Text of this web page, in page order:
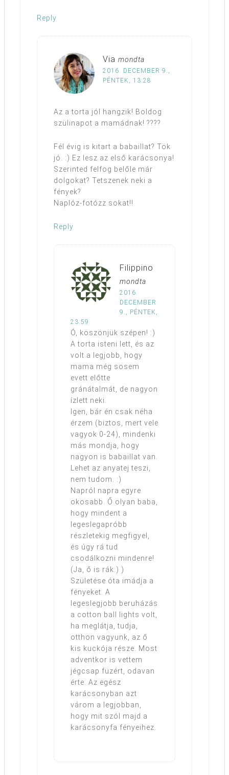
Reply
Via mondta
2016. DECEMBER 9.,
PÉNTEK, 13:28
Az a torta jól hangzik! Boldog
szülinapot a mamádnak! ????
Fél évig is kitart a babaillat? Tök
jó. :) Ez lesz az első karácsonya!
Szerinted felfog belőle már
dolgokat? Tetszenek neki a
fények?
Naplóz-fotózz sokat!!
Reply
Filippino
mondta
2016.
DECEMBER
9., PÉNTEK,
23:59
Ó, köszönjük szépen! :)
A torta isteni lett, és az
volt a legjobb, hogy
mama még sosem
evett előtte
gránátalmát, de nagyon
ízlett neki.
Igen, bár én csak néha
érzem (biztos, mert vele
vagyok 0-24), mindenki
más mondja, hogy
nagyon is babaillat van.
Lehet az anyatej teszi,
nem tudom. :)
Napról napra egyre
okosabb. Ő olyan baba,
hogy mindent a
legeslegapróbb
részletekig megfigyel,
és úgy rá tud
csodálkozni mindenre!
(Ja, ő is rák:) )
Születése óta imádja a
fényeket. A
legeslegjobb beruházás
a cotton ball lights volt,
ha meglátja, tudja,
otthon vagyunk, az ő
kis kuckója része. Most
adventkor is vettem
jégcsap füzért, odavan
érte. Az egész
karácsonyban azt
várom a legjobban,
hogy mit szól majd a
karácsonyfa fényeihez.